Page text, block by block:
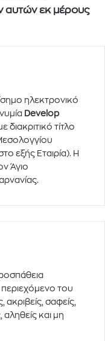
αυτών εκ μέρους
ηλεκτρονικό
Develop
διακριτικό τίτλο
εξής Εταιρία). Η
Άγιο
περιεχόμενο του
ακριβείς, σαφείς,
αληθείς και μη